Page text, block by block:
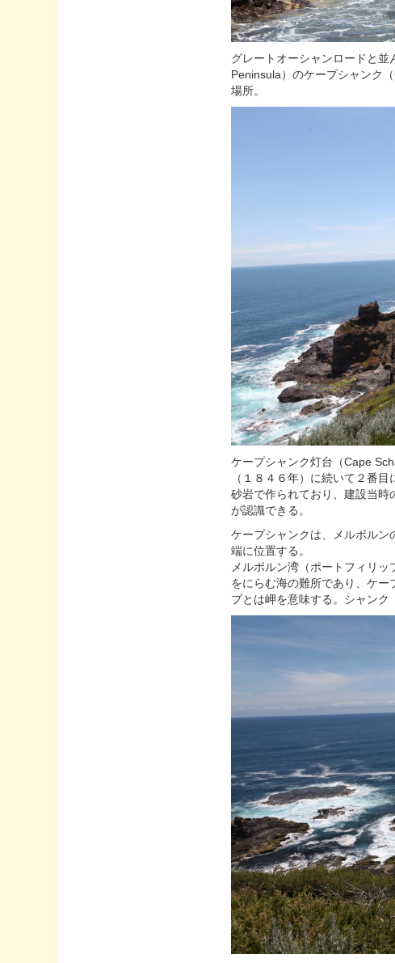
グレートオーシャンロードと
Peninsula）のケープシャンク
場所。
ケープシャンク灯台（Cape
（１８４６年）に続いて２番
砂岩で作られており、建設当時
が認識できる。
ケープシャンクは、メルボル
端に位置する。
メルボルン湾（ポートフィリ
をにらむ海の難所であり、ケ
プとは岬を意味する。シャンク